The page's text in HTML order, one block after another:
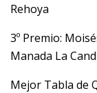
Rehoya
3º Premio:
Manada La
Mejor Tabla de